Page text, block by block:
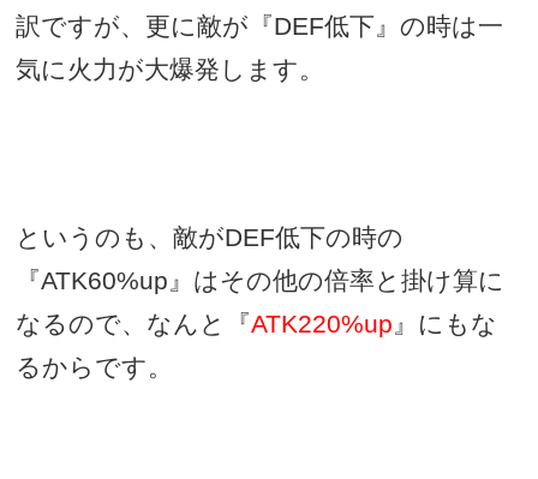
訳ですが、更に敵が『DEF低下』の時は一
気に火力が大爆発します。
というのも、敵がDEF低下の時の
『ATK60%up』はその他の倍率と掛け算に
なるので、なんと『ATK220%up』にもな
るからです。